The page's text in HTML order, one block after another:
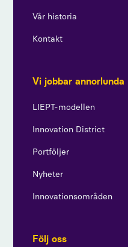
Vår historia
Kontakt
Vi jobbar annorlunda
LIEPT-modellen
Innovation District
Portföljer
Nyheter
Innovationsområden
Följ oss